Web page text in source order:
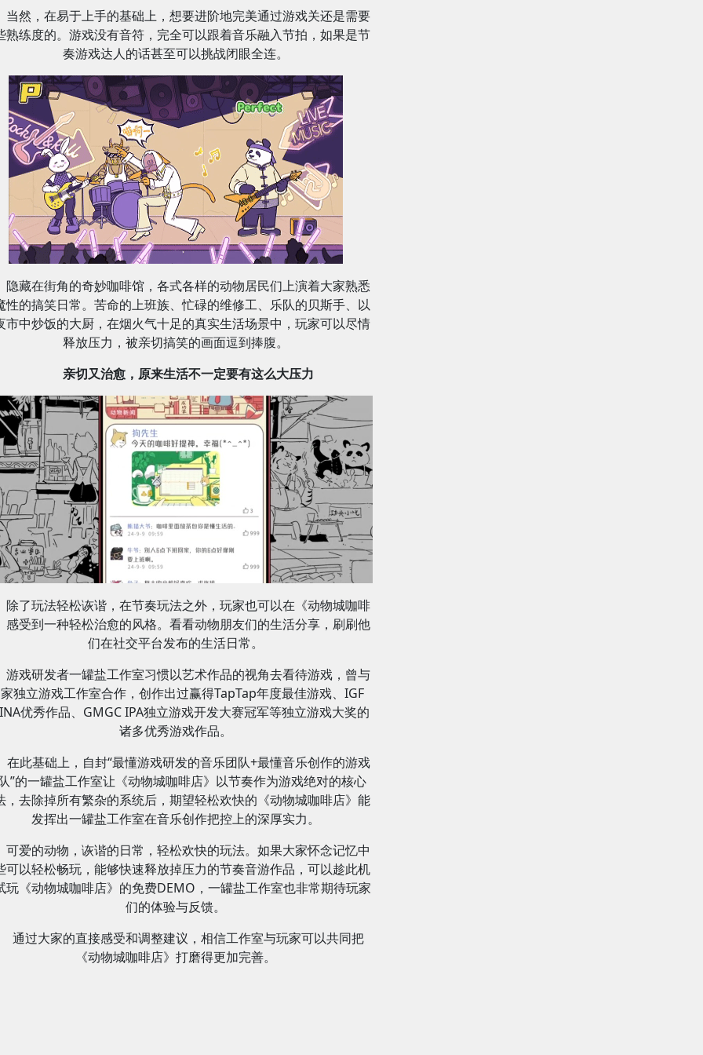
当然，在易于上手的基础上，想要进阶地完美通过游戏关还是需要
熟练度的。游戏没有音符，完全可以跟着音乐融入节拍，如果是节
奏游戏达人的话甚至可以挑战闭眼全连。
隐藏在街角的奇妙咖啡馆，各式各样的动物居民们上演着大家熟悉
性的搞笑日常。苦命的上班族、忙碌的维修工、乐队的贝斯手、以
市中炒饭的大厨，在烟火气十足的真实生活场景中，玩家可以尽情
释放压力，被亲切搞笑的画面逗到捧腹。
亲切又治愈，原来生活不一定要有这么大压力
除了玩法轻松诙谐，在节奏玩法之外，玩家也可以在《动物城咖啡
感受到一种轻松治愈的风格。看看动物朋友们的生活分享，刷刷他
们在社交平台发布的生活日常。
游戏研发者一罐盐工作室习惯以艺术作品的视角去看待游戏，曾与
独立游戏工作室合作，创作出过赢得TapTap年度最佳游戏、IGF
优秀作品、GMGC IPA独立游戏开发大赛冠军等独立游戏大奖的
诸多优秀游戏作品。
在此基础上，自封“最懂游戏研发的音乐团队+最懂音乐创作的游戏
”的一罐盐工作室让《动物城咖啡店》以节奏作为游戏绝对的核心
，去除掉所有繁杂的系统后，期望轻松欢快的《动物城咖啡店》能
发挥出一罐盐工作室在音乐创作把控上的深厚实力。
可爱的动物，诙谐的日常，轻松欢快的玩法。如果大家怀念记忆中
可以轻松畅玩，能够快速释放掉压力的节奏音游作品，可以趁此机
玩《动物城咖啡店》的免费DEMO，一罐盐工作室也非常期待玩家
们的体验与反馈。
通过大家的直接感受和调整建议，相信工作室与玩家可以共同把
《动物城咖啡店》打磨得更加完善。